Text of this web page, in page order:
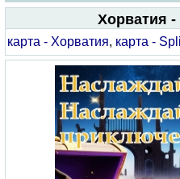
Хорватия
карта - Хорватия, карта -